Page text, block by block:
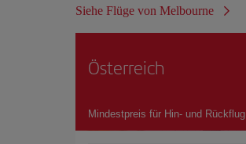
Siehe Flüge von Melbourne
Österreich
Mindestpreis für Hin- und Rückflug